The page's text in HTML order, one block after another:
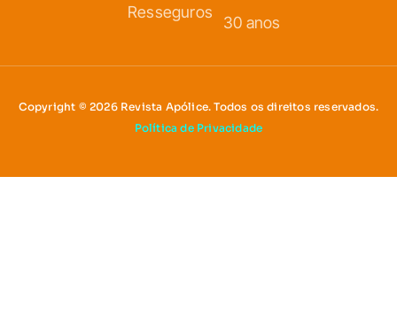
Resseguros
30 anos
Copyright © 2026 Revista Apólice. Todos os direitos reservados.
Política de Privacidade